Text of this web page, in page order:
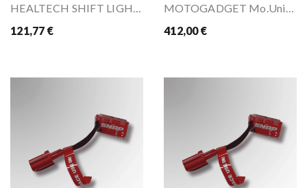
HEALTECH SHIFT LIGHT UNIVERSAL
121,77 €
MOTOGADGET Mo.Unit Blue
412,00 €